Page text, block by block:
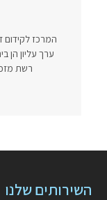
המרכז לקידום
ערך עליון הן
רשת
השירותים שלנו